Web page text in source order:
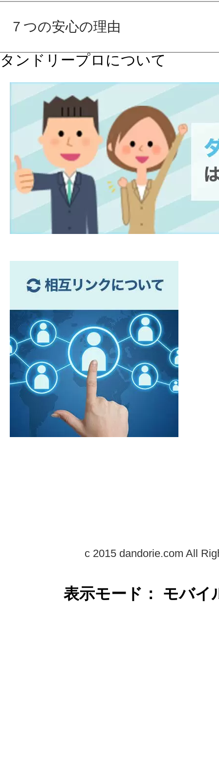
７つの安心の理由
タンドリープロについて
c 2015 dandorie.com All
表示モード： モバ